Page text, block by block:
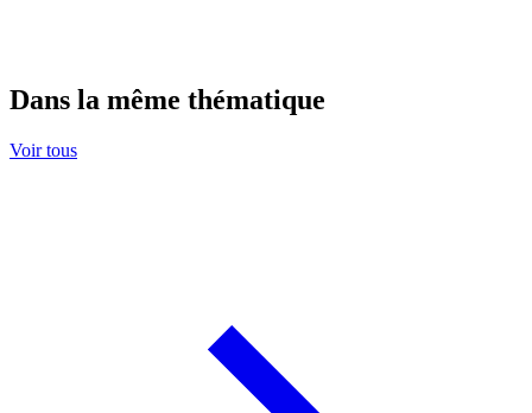
Dans la même thématique
Voir tous